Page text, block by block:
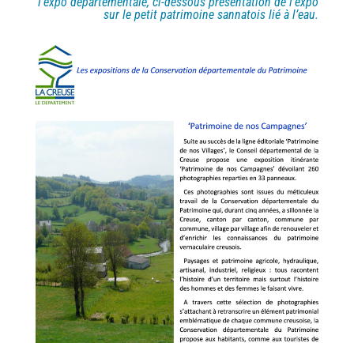
sur le petit patrimoine sannatois lié à l’eau.